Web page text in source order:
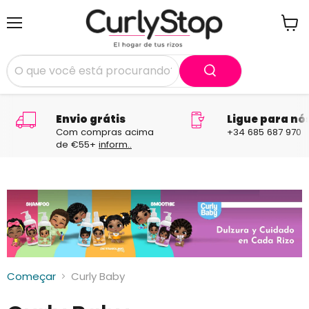
Envio grátis
Com compras acima
de €55+ inform..
Ligue para
+34 685 687 970
Começar Curly Baby